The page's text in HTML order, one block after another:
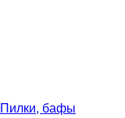
Пилки, бафы